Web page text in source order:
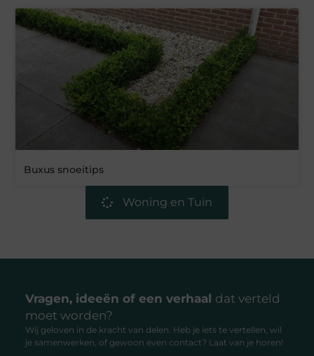
Buxus snoeitips
Woning en Tuin
Vragen, ideeën of een verhaal dat verteld
moet worden?
Wij geloven in de kracht van delen. Heb je iets te vertellen, wil
je samenwerken, of gewoon even contact? Laat van je horen!